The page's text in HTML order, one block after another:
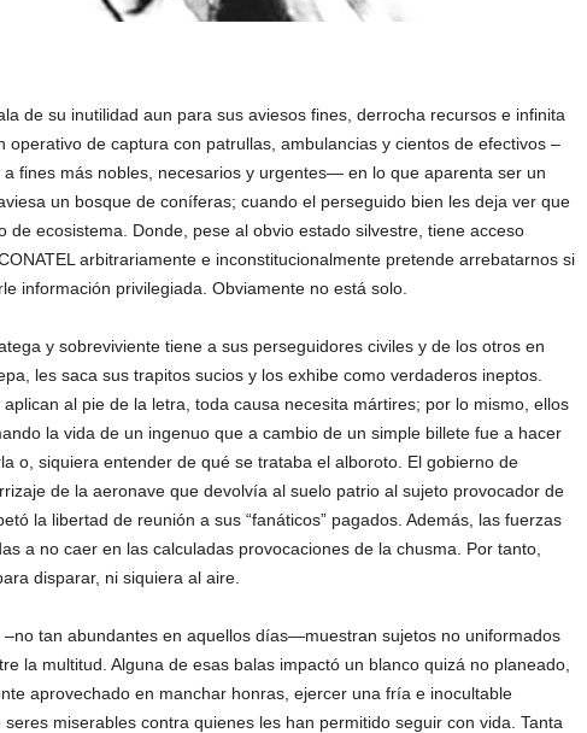
de su inutilidad aun para sus aviesos fines, derrocha recursos e infinita
operativo de captura con patrullas, ambulancias y cientos de efectivos –
fines más nobles, necesarios y urgentes— en lo que aparenta ser un
un bosque de coníferas; cuando el perseguido bien les deja ver que
de ecosistema. Donde, pese al obvio estado silvestre, tiene acceso
arbitrariamente e inconstitucionalmente pretende arrebatarnos si
información privilegiada. Obviamente no está solo.
y sobreviviente tiene a sus perseguidores civiles y de los otros en
les saca sus trapitos sucios y los exhibe como verdaderos ineptos.
al pie de la letra, toda causa necesita mártires; por lo mismo, ellos
la vida de un ingenuo que a cambio de un simple billete fue a hacer
o, siquiera entender de qué se trataba el alboroto. El gobierno de
de la aeronave que devolvía al suelo patrio al sujeto provocador de
la libertad de reunión a sus “fanáticos” pagados. Además, las fuerzas
a no caer en las calculadas provocaciones de la chusma. Por tanto,
disparar, ni siquiera al aire.
tan abundantes en aquellos días—muestran sujetos no uniformados
la multitud. Alguna de esas balas impactó un blanco quizá no planeado,
aprovechado en manchar honras, ejercer una fría e inocultable
miserables contra quienes les han permitido seguir con vida. Tanta